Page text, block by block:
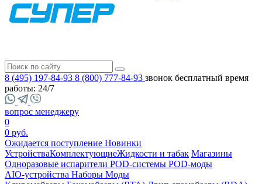
8 (495) 197-84-93 8 (800) 777-84-93 звонок бесплатный время
работы: 24/7
вопрос менеджеру
0
0 руб.
Ожидается поступление Новинки
УстройстваКомплектующиеЖидкости и табак Магазины
Одноразовые испарители POD-системы POD-моды
AIO-устройства Наборы Моды